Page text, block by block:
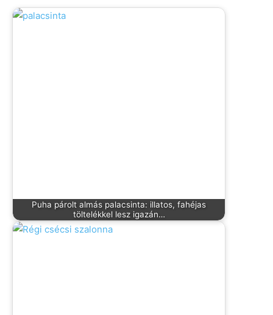
Puha párolt almás palacsinta: illatos, fahéjas
töltelékkel lesz igazán…